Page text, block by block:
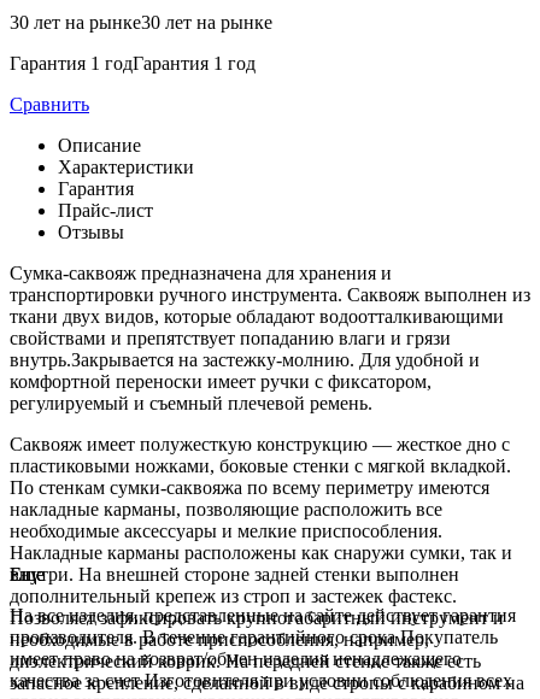
30 лет на рынке30 лет на рынке
Гарантия 1 годГарантия 1 год
Сравнить
Описание
Характеристики
Гарантия
Прайс-лист
Отзывы
Сумка-саквояж предназначена для хранения и
транспортировки ручного инструмента. Саквояж выполнен из
ткани двух видов, которые обладают водоотталкивающими
свойствами и препятствует попаданию влаги и грязи
внутрь.Закрывается на застежку-молнию. Для удобной и
комфортной переноски имеет ручки с фиксатором,
регулируемый и съемный плечевой ремень.
Саквояж имеет полужесткую конструкцию — жесткое дно с
пластиковыми ножками, боковые стенки с мягкой вкладкой.
По стенкам сумки-саквояжа по всему периметру имеются
накладные карманы, позволяющие расположить все
необходимые аксессуары и мелкие приспособления.
Накладные карманы расположены как снаружи сумки, так и
внутри. На внешней стороне задней стенки выполнен
дополнительный крепеж из строп и застежек фастекс.
Позволяет зафиксировать крупногабаритный инструмент и
необходимые в работе приспособления, например,
диэлектрический коврик. На передней стенке также есть
запасное крепление, сделанной в виде стропы с карабином на
Еще
Еще
На все изделия, представленные на сайте действует гарантия
производителя. В течение гарантийного срока Покупатель
имеет право на возврат/обмен изделия ненадлежащего
качества за счет Изготовителя при условии соблюдения всех